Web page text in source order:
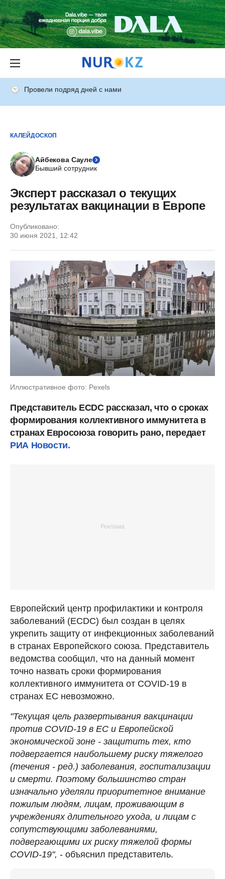
Провели подряд дней с нами
КАЛЕЙДОСКОП
Айбекова Сауле
Бывший сотрудник
Эксперт рассказал о текущих
результатах вакцинации в Европе
Опубликовано:
30 июня 2021, 12:42
Иллюстративное фото: Pexels
Представитель ECDC рассказал, что о сроках
формирования коллективного иммунитета в
странах Евросоюза говорить рано, передает
РИА Новости.
Европейский центр профилактики и контроля
заболеваний (ECDC) был создан в целях
укрепить защиту от инфекционных заболеваний
в странах Европейского союза. Представитель
ведомства сообщил, что на данный момент
точно назвать сроки формирования
коллективного иммунитета от COVID-19 в
странах ЕС невозможно.
"Текущая цель развертывания вакцинации
против COVID-19 в ЕС и Европейской
экономической зоне - защитить тех, кто
подвергается наибольшему риску тяжелого
(течения - ред.) заболевания, госпитализации
и смерти. Поэтому большинство стран
изначально уделяли приоритетное внимание
пожилым людям, лицам, проживающим в
учреждениях длительного ухода, и лицам с
сопутствующими заболеваниями,
подвергающими их риску тяжелой формы
COVID-19", - объяснил представитель.